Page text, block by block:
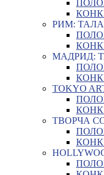
РИМ:
МАДРИД:
TOKYO
ТВОРЧА